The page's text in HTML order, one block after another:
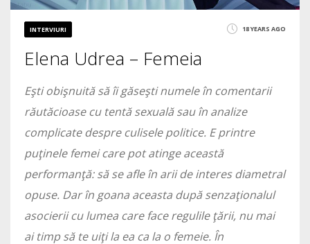
INTERVIURI 18 YEARS AGO
Elena Udrea – Femeia
Eşti obişnuită să îi găseşti numele în comentarii
răutăcioase cu tentă sexuală sau în analize
complicate despre culisele politice. E printre
puţinele femei care pot atinge această
performanţă: să se afle în arii de interes diametral
opuse. Dar în goana aceasta după senzaţionalul
asocierii cu lumea care face regulile ţării, nu mai
ai timp să te uiţi la ea ca la o femeie. În